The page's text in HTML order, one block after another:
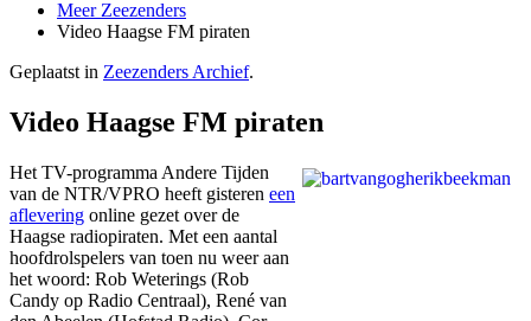
Meer Zeezenders
Video Haagse FM piraten
Geplaatst in Zeezenders Archief.
Video Haagse FM piraten
Het TV-programma Andere Tijden
van de NTR/VPRO heeft gisteren een
aflevering online gezet over de
Haagse radiopiraten. Met een aantal
hoofdrolspelers van toen nu weer aan
het woord: Rob Weterings (Rob
Candy op Radio Centraal), René van